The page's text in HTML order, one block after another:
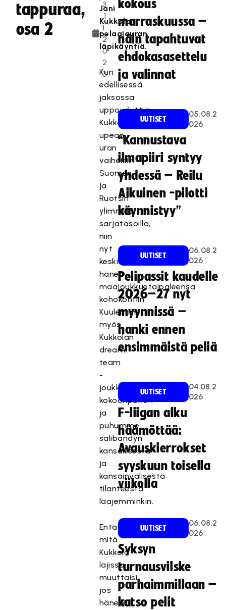
tappuraa,
osa 2
3
.1
1.
2
0
2
3
Jani
Kukkolan
pelaajauran
läpikäyntiä.
Kun
edellisessä
jaksossa
uppouduttiin
Kukkolan
upean
uran
vaiheisiin
Suomen
ja
Ruotsin
ylimmillä
sarjatasoilla,
niin
nyt
keskitytään
hänen
maajoukkuetaipaleensa
kohokohtiin.
Kuulemme
myös
Kukkolan
dream
team
-
joukkueen
kokoonpanon
ja
puhumme
salibandyn
kansallisesta
ja
kansainvälisestä
tilanteesta
laajemminkin.
Entä
mitä
Kukkola
lajissa
muuttaisi,
jos
hänellä
kokous
marraskuussa –
näin tapahtuvat
ehdokasasettelu
ja valinnat
UUTISET
05.08.2
026
“Kannustava
ilmapiiri syntyy
yhdessä – Reilu
Aikuinen -pilotti
käynnistyy”
UUTISET
06.08.2
026
Pelipassit kaudelle
2026–27 nyt
myynnissä –
hanki ennen
ensimmäistä peliä
UUTISET
04.08.2
026
F-liigan alku
häämöttää:
Avauskierrokset
syyskuun toisella
viikolla
UUTISET
06.08.2
026
Syksyn
turnausvilske
parhaimmillaan –
katso pelit